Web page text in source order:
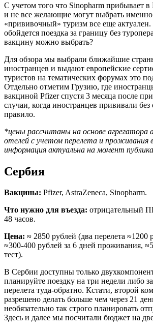
С учетом того что Sinopharm прибывает в
и не все желающие могут выбрать именно
«прививочный» туризм все еще актуален.
обойдется поездка за границу без
вакцину можно выбрать?
Для обзора мы выбрали ближайшие
иностранцев и выдают европейские
туристов на тематических форумах это
Отдельно отметим Грузию, где
вакциной Pfizer спустя 3 месяца после
случаи, когда иностранцев прививали без
правило.
*цены рассчитаны на основе агрегатора
отелей с учетом перелета и проживания
информация актуальна на момент
Сербия
Вакцины: Pfizer, AstraZeneca, Sinopharm.
Что нужно для въезда: отрицательный
48 часов.
Цена: ≈ 2850 рублей (два перелета ≈1200
≈300-400 рублей за 6 дней проживания,
тест).
В Сербии доступны только
планируйте поездку на три недели либо
перелета туда-обратно. Кстати, второй
разрешено делать больше чем через 21
необязательно так строго планировать
Здесь и далее мы посчитали бюджет на